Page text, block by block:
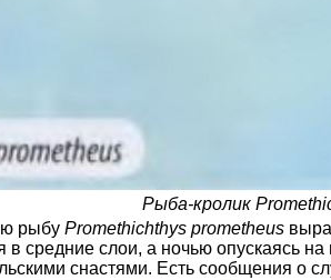
Рыба-кролик
рыбу Promethichthys prometheus
средние слои, а ночью опускаясь
снастями. Есть сообщения о